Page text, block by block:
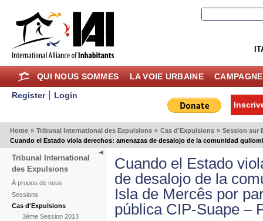
QUI NOUS SOMMES LA VOIE URBAINE
Register
Login
Home » Tribunal International des Expulsions » Cas d'Expulsions » Session sur
Cuando el Estado viola derechos: amenazas de desalojo de la comunidad
Tribunal International
des Expulsions
À propos de nous
Sessions
Cas d'Expulsions
3ème Session 2013
Cuando el Estado
de desalojo de la
Isla de Mercês por
pública CIP-Suape –